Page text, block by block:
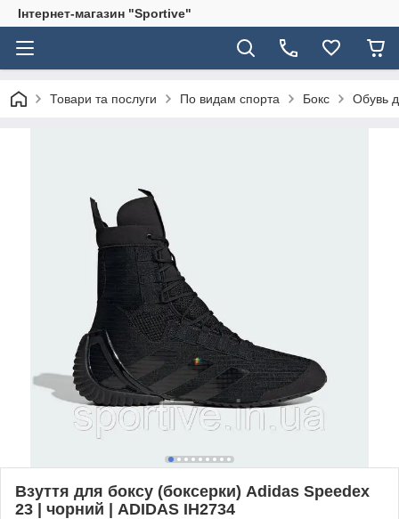
Інтернет-магазин "Sportive"
Товари та послуги По видам спорта Бокс Обувь
Взуття для боксу (боксерки) Adidas Speedex
23 | чорний | ADIDAS IH2734